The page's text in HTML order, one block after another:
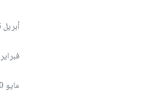
أبريل 2025
فبراير 2025
مايو 2020